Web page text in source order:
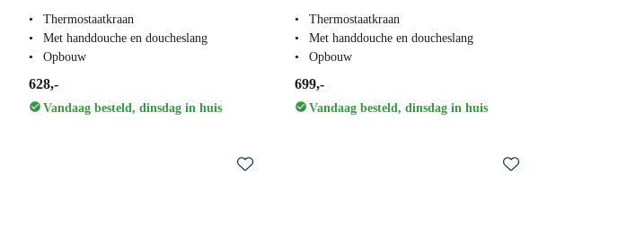
Thermostaatkraan
Met handdouche en doucheslang
Opbouw
628,-
Vandaag besteld, dinsdag in huis
Thermostaatkraan
Met handdouche en doucheslang
Opbouw
699,-
Vandaag besteld, dinsdag in huis